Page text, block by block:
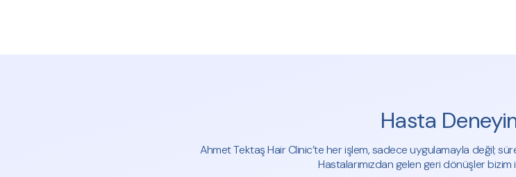
Hasta
Ahmet Tektaş Hair Clinic’te her işlem, sadece uygulamayla değil;
Hastalarımızdan gelen geri dönüşler